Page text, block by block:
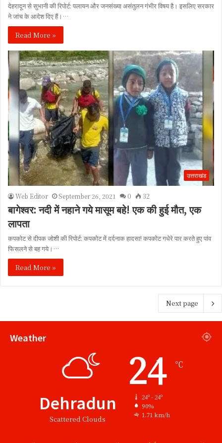
देहरादून से सुभानी की रिपोर्ट: पलायन और जनसंख्या असंतुलन गंभीर विषय है। इसलिए सरकार
ने जांच के आदेश दिए हैं।…
Read More »
उत्तराखंड
Web Editor September 26, 2021 0 32
बागेश्वर: नदी में नहाने गये मासूम बहे! एक की हुई मौत, एक
लापता
कपकोट से दीपक जोशी की रिपोर्ट: कपकोट में दर्दनाक हादसा! कपकोट गधेरे पार करते हुए पांव
फिसलने से बह गये।…
Read More »
Next page
Weather
Dehradun
Scattered Clouds
24 ℃
24º - 24º
90%
1.71 km/h